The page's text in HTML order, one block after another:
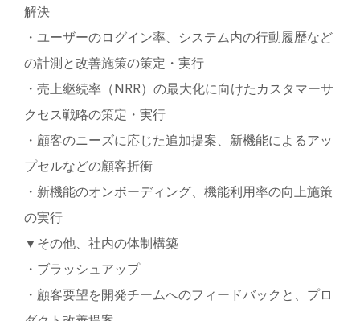
解決
・ユーザーのログイン率、システム内の行動履歴など
の計測と改善施策の策定・実行
・売上継続率（NRR）の最大化に向けたカスタマーサ
クセス戦略の策定・実行
・顧客のニーズに応じた追加提案、新機能によるアッ
プセルなどの顧客折衝
・新機能のオンボーディング、機能利用率の向上施策
の実行
▼その他、社内の体制構築
・ブラッシュアップ
・顧客要望を開発チームへのフィードバックと、プロ